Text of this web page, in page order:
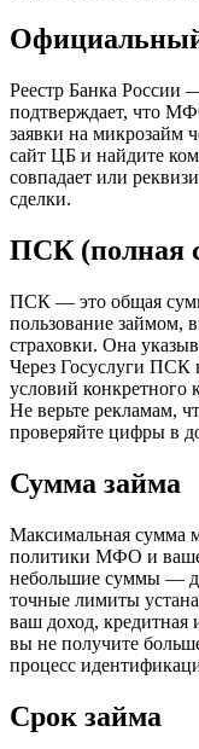
Официальный
Реестр Банка России
подтверждает, что
заявки на микрозайм
сайт ЦБ и найдите
совпадает или
сделки.
ПСК (полная
ПСК — это общая
пользование займом,
страховки. Она
Через Госуслуги ПСК
условий конкретного
Не верьте рекламам,
проверяйте цифры в
Сумма займа
Максимальная сумма
политики МФО и
небольшие суммы —
точные лимиты
ваш доход, кредитная
вы не получите
процесс
Срок займа